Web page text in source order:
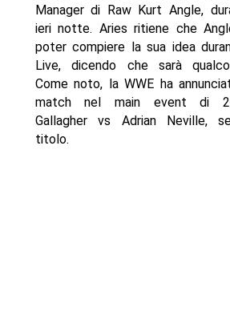
Manager di Raw Kurt Angle,
ieri notte. Aries ritiene che
poter compiere la sua idea
Live, dicendo che sarà
Come noto, la WWE ha
match nel main event di
Gallagher vs Adrian Neville,
titolo.